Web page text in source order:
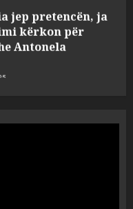
jep pretencën, ja
kërkon për
Antonela